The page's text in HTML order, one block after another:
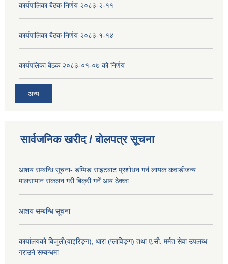
कार्यपालिका बैठक निर्णय २०८३-२-११
कार्यपालिका बैठक निर्णय २०८३-१-१४
कार्यपलिका बैठक २०८३-०१-०७ को निर्णय
अन्य
सार्वजनिक खरीद / बोलपत्र सूचना
आशय सम्बन्धि सूचना- डम्पिङ साइटबाट प्रशोधन गर्न लायक कवाडीजन्य
मालसामान संकलन गरी बिक्री गर्ने आय ठेक्का
आशय सम्बन्धि सूचना
कार्यालयको बिजुली(वाइरिङ्ग), धारा (प्लाविङ्ग) तथा ए.सी. मर्मत सेवा उपलब्ध
गराउने सम्बन्धमा